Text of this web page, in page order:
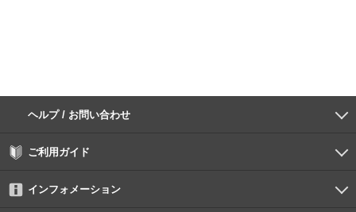
ヘルプ / お問い合わせ
よくあるご質問
ご利用環境
お支払い方法
パスワードの再設定
サポートセンター
ご利用ガイド
初めての方へ
会員登録の手順
作品購入の手順
動画再生の手順
検索のヒント
DUGA Player
インフォメーション